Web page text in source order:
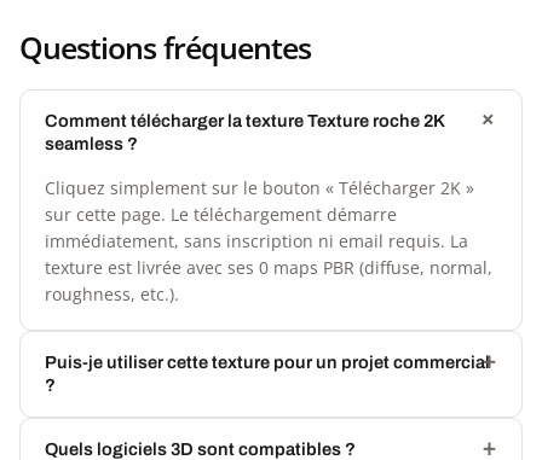
Questions fréquentes
Comment télécharger la texture Texture roche 2K
seamless ?
Cliquez simplement sur le bouton « Télécharger 2K »
sur cette page. Le téléchargement démarre
immédiatement, sans inscription ni email requis. La
texture est livrée avec ses 0 maps PBR (diffuse, normal,
roughness, etc.).
Puis-je utiliser cette texture pour un projet commercial
?
Quels logiciels 3D sont compatibles ?